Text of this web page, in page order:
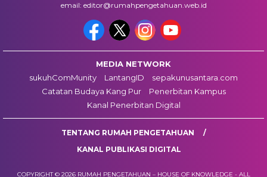
email: editor@rumahpengetahuan.web.id
MEDIA NETWORK
sukuhComMunity
LantangID
sepakunusantara.com
Catatan Budaya Kang Pur
Penerbitan Kampus
Kanal Penerbitan Digital
TENTANG RUMAH PENGETAHUAN
KANAL PUBLIKASI DIGITAL
COPYRIGHT © 2026 RUMAH PENGETAHUAN – HOUSE OF KNOWLEDGE - ALL